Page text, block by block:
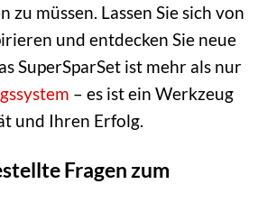
zu müssen. Lassen Sie sich von
und entdecken Sie neue
SuperSparSet ist mehr als nur
– es ist ein Werkzeug
und Ihren Erfolg.
Fragen zum